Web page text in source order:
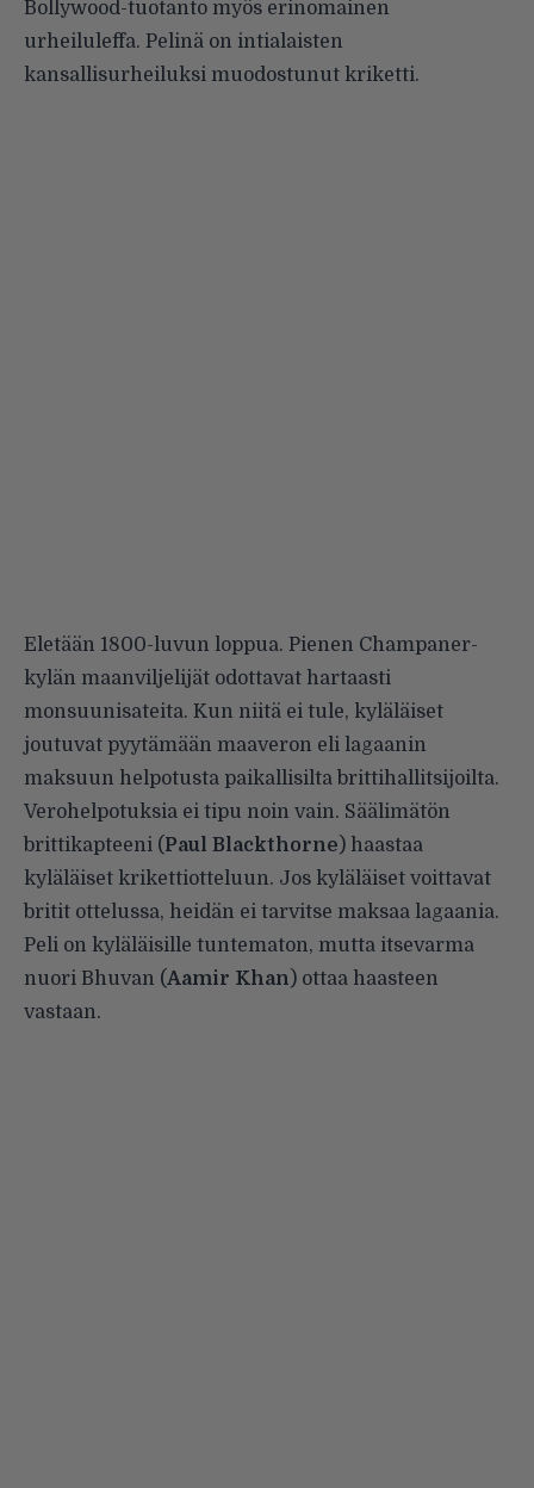
Bollywood-tuotanto myös erinomainen
urheiluleffa. Pelinä on intialaisten
kansallisurheiluksi muodostunut kriketti.
Eletään 1800-luvun loppua. Pienen Champaner-
kylän maanviljelijät odottavat hartaasti
monsuunisateita. Kun niitä ei tule, kyläläiset
joutuvat pyytämään maaveron eli lagaanin
maksuun helpotusta paikallisilta brittihallitsijoilta.
Verohelpotuksia ei tipu noin vain. Säälimätön
brittikapteeni (Paul Blackthorne) haastaa
kyläläiset krikettiotteluun. Jos kyläläiset voittavat
britit ottelussa, heidän ei tarvitse maksaa lagaania.
Peli on kyläläisille tuntematon, mutta itsevarma
nuori Bhuvan (Aamir Khan) ottaa haasteen
vastaan.